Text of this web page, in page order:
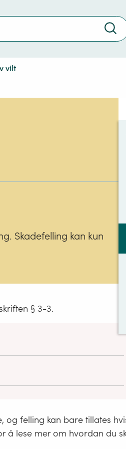
Trykk
søke
vilt
Skadefelling kan kun
§ 3-3.
betydning.
og felling kan bare tillates
å lese mer om hvordan du